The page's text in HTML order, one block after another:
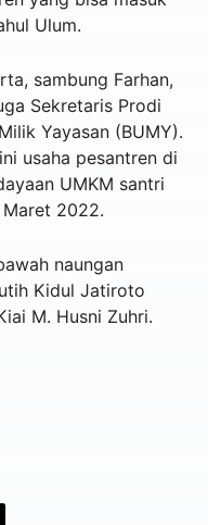
Ulum.
sambung Farhan,
Sekretaris Prodi
Yayasan (BUMY).
usaha pesantren di
UMKM santri
Maret 2022.
naungan
Kidul Jatiroto
M. Husni Zuhri.